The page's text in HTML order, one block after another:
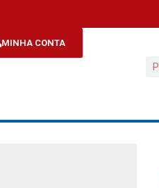
MINHA CONTA